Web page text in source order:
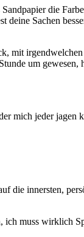
die
deine Sachen
mit
um gewesen,
mich jeder jagen
die innersten,
ich muss wirklich